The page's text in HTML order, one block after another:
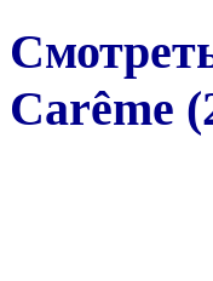
Carême